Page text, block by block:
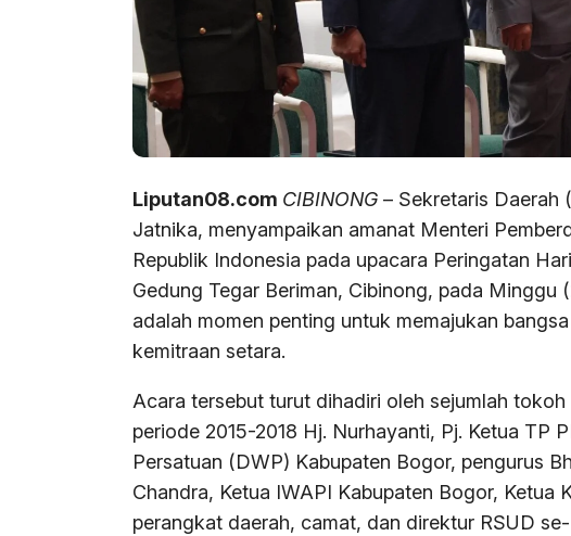
Liputan08.com CIBINONG – Sekretaris Daerah
Jatnika, menyampaikan amanat Menteri
Republik Indonesia pada upacara Peringatan
Gedung Tegar Beriman, Cibinong, pada Minggu
adalah momen penting untuk memajukan
kemitraan setara.
Acara tersebut turut dihadiri oleh sejumlah
periode 2015-2018 Hj. Nurhayanti, Pj. Ketua TP
Persatuan (DWP) Kabupaten Bogor, pengurus
Chandra, Ketua IWAPI Kabupaten Bogor, Ketua
perangkat daerah, camat, dan direktur RSUD